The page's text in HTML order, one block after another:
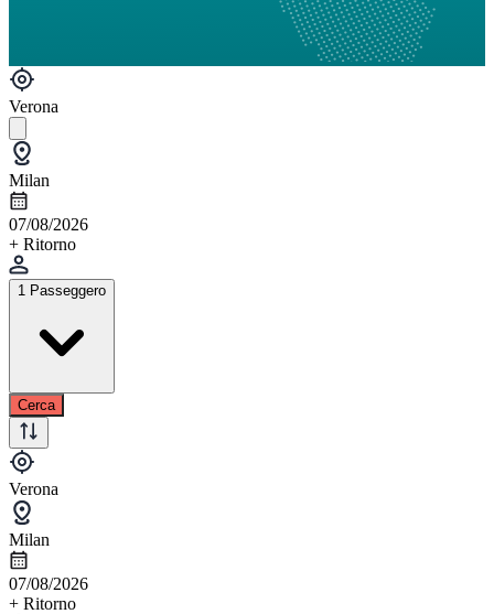
Verona
Milan
07/08/2026
+ Ritorno
1 Passeggero
Cerca
Verona
Milan
07/08/2026
+ Ritorno